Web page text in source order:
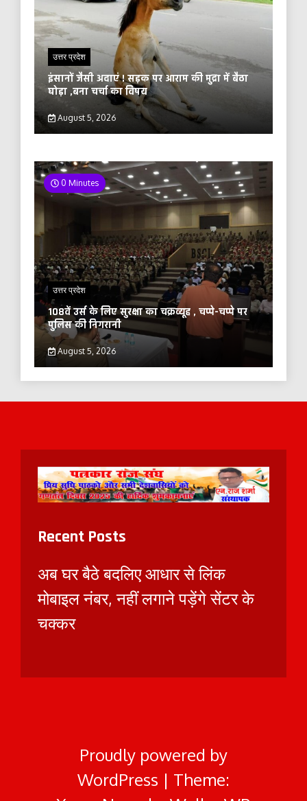
उत्तर प्रदेश
इंसानों जैसी अदाएं ! सड़क पर आराम की मुद्रा में बैठा
घोड़ा ,बना चर्चा का विषय
August 5, 2026
0 Minutes
उत्तर प्रदेश
108वें उर्स के लिए सुरक्षा का चक्रव्यूह , चप्पे-चप्पे पर
पुलिस की निगरानी
August 5, 2026
Recent Posts
अब घर बैठे बदलिए आधार से लिंक
मोबाइल नंबर, नहीं लगाने पड़ेंगे सेंटर के
चक्कर
Proudly powered by
WordPress | Theme: